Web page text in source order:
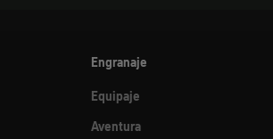
Engranaje
Equipaje
Aventura